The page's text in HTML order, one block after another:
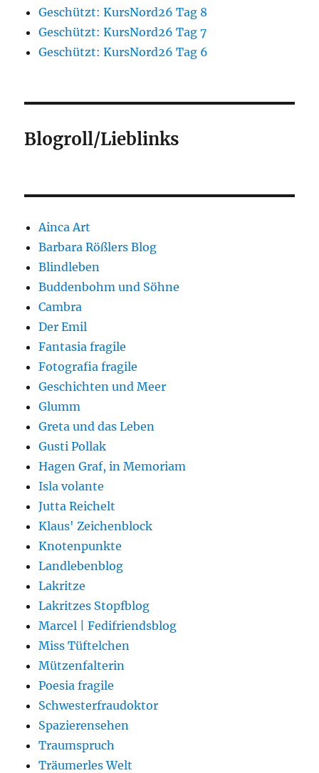
Geschützt: KursNord26 Tag 8
Geschützt: KursNord26 Tag 7
Geschützt: KursNord26 Tag 6
Blogroll/Lieblinks
Ainca Art
Barbara Rößlers Blog
Blindleben
Buddenbohm und Söhne
Cambra
Der Emil
Fantasia fragile
Fotografia fragile
Geschichten und Meer
Glumm
Greta und das Leben
Gusti Pollak
Hagen Graf, in Memoriam
Isla volante
Jutta Reichelt
Klaus' Zeichenblock
Knotenpunkte
Landlebenblog
Lakritze
Lakritzes Stopfblog
Marcel | Fedifriendsblog
Miss Tüftelchen
Mützenfalterin
Poesia fragile
Schwesterfraudoktor
Spazierensehen
Traumspruch
Träumerles Welt